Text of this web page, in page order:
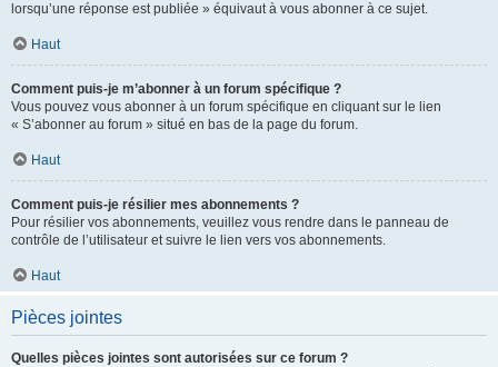
lorsqu’une réponse est publiée » équivaut à vous abonner à ce sujet.
Haut
Comment puis-je m’abonner à un forum spécifique ?
Vous pouvez vous abonner à un forum spécifique en cliquant sur le lien
« S’abonner au forum » situé en bas de la page du forum.
Haut
Comment puis-je résilier mes abonnements ?
Pour résilier vos abonnements, veuillez vous rendre dans le panneau de
contrôle de l’utilisateur et suivre le lien vers vos abonnements.
Haut
Pièces jointes
Quelles pièces jointes sont autorisées sur ce forum ?